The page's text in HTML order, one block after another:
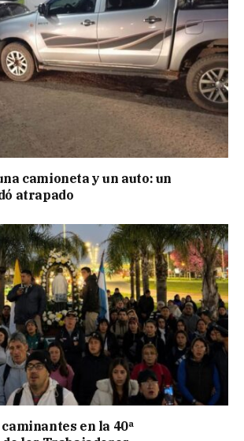
camioneta y un auto: un
atrapado
en la 40ª